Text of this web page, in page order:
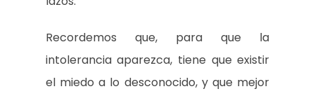
Recordemos que, para que la
intolerancia aparezca, tiene que existir
el miedo a lo desconocido, y que mejor